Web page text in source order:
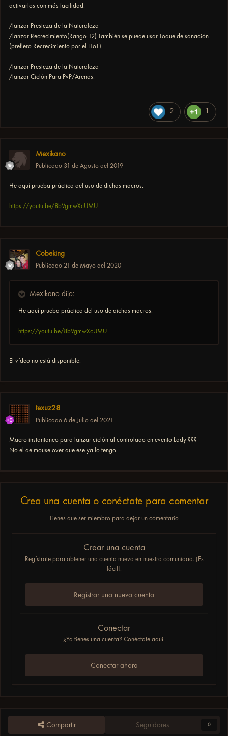
activarlos con más facilidad.
/lanzar Presteza de la Naturaleza
/lanzar Recrecimiento(Rango 12) También se puede usar Toque de sanación
(prefiero Recrecimiento por el HoT)
/lanzar Presteza de la Naturaleza
/lanzar Ciclón Para PvP/Arenas.
2 1
Mexikano
Publicado 31 de Agosto del 2019
He aquí prueba práctica del uso de dichas macros.
https://youtu.be/8bVgmwXcUMU
Cobeking
Publicado 21 de Mayo del 2020
Mexikano dijo:
He aquí prueba práctica del uso de dichas macros.
https://youtu.be/8bVgmwXcUMU
El vídeo no está disponible.
texuz28
Publicado 6 de Julio del 2021
Macro instantaneo para lanzar ciclón al controlado en evento Lady ???
No el de mouse over que ese ya lo tengo
Crea una cuenta o conéctate para comentar
Tienes que ser miembro para dejar un comentario
Crear una cuenta
Regístrate para obtener una cuenta nueva en nuestra comunidad. ¡Es
fácil!.
Registrar una nueva cuenta
Conectar
¿Ya tienes una cuenta? Conéctate aquí.
Conectar ahora
Compartir Seguidores 0